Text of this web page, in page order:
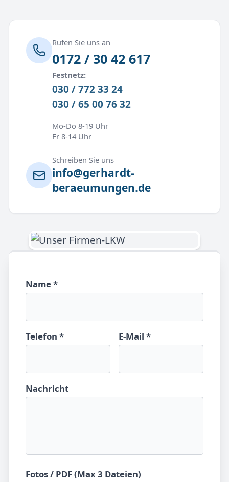
Rufen Sie uns an
0172 / 30 42 617
Festnetz:
030 / 772 33 24
030 / 65 00 76 32
Mo-Do 8-19 Uhr
Fr 8-14 Uhr
Schreiben Sie uns
info@gerhardt-
beraeumungen.de
Name *
Telefon * E-Mail *
Nachricht
Fotos / PDF (Max 3 Dateien)